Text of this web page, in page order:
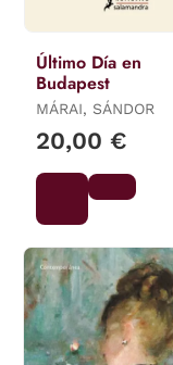
Último Día en
Budapest
MÁRAI, SÁNDOR
20,00 €